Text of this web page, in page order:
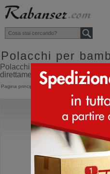
top
Polacchi per
Polacchi per bambini misura
direttamente dall'Italia
Pagina principale > Bambino >
Flavia